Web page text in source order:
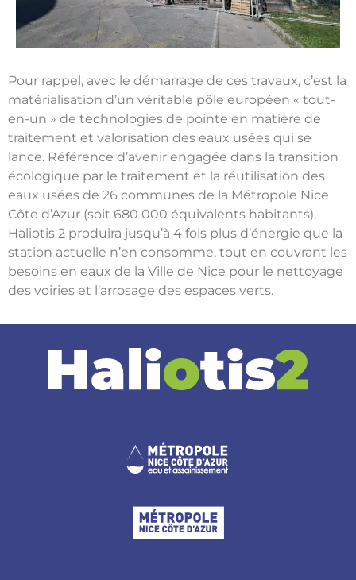
Pour rappel, avec le démarrage de ces travaux, c’est la
matérialisation d’un véritable pôle européen « tout-
en-un » de technologies de pointe en matière de
traitement et valorisation des eaux usées qui se
lance. Référence d’avenir engagée dans la transition
écologique par le traitement et la réutilisation des
eaux usées de 26 communes de la Métropole Nice
Côte d’Azur (soit 680 000 équivalents habitants),
Haliotis 2 produira jusqu’à 4 fois plus d’énergie que la
station actuelle n’en consomme, tout en couvrant les
besoins en eaux de la Ville de Nice pour le nettoyage
des voiries et l’arrosage des espaces verts.